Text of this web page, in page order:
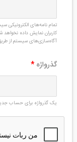
تمام نامه‌های الکترونیکی
کاربران نمایش داده نخواهد
آگاه‌سازی‌های سیستم از
گذرواژه *
یک گذرواژه برای حساب